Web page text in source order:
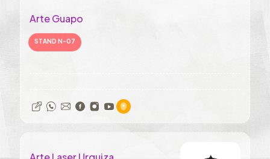
Arte Guapo
STAND N-07